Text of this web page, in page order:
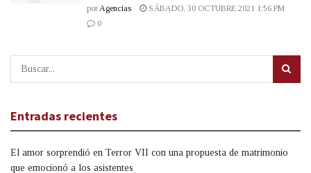
porAgencias
SÁBADO, 30 OCTUBRE 2021 1:56 PM
0
Entradas recientes
El amor sorprendió en Terror VII con una propuesta de matrimonio
que emocionó a los asistentes